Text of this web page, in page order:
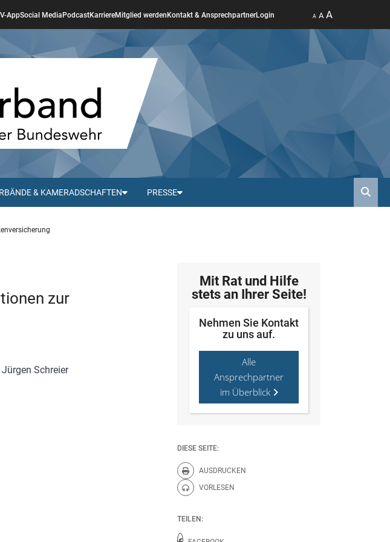
AppSocial Media PodcastKarriereMitglied werden Kontakt & AnsprechpartnerLogin A A A
& KAMERADSCHAFTEN PRESSE
zur
Schreier
Mit Rat und Hilfe
stets an Ihrer Seite!
Nehmen Sie Kontakt
zu uns auf.
Alle
Ansprechpartner
im Überblick
DIESE SEITE:
AUSDRUCKEN
Diese Seite drucken.
VORLESEN
Diese Seite vorlesen.
TEILEN: